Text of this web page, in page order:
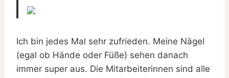
Ich bin jedes Mal sehr zufrieden. Meine Nägel
(egal ob Hände oder Füße) sehen danach
immer super aus. Die Mitarbeiterinnen sind alle